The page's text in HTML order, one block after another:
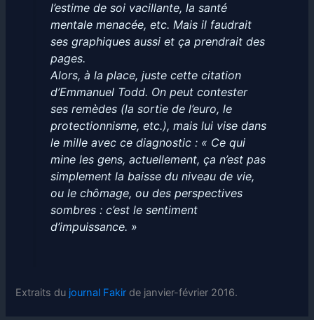
l’estime de soi vacillante, la santé
mentale menacée, etc. Mais il faudrait
ses graphiques aussi et ça prendrait des
pages.
Alors, à la place, juste cette citation
d’Emmanuel Todd. On peut contester
ses remèdes (la sortie de l’euro, le
protectionnisme, etc.), mais lui vise dans
le mille avec ce diagnostic : « Ce qui
mine les gens, actuellement, ça n’est pas
simplement la baisse du niveau de vie,
ou le chômage, ou des perspectives
sombres : c’est le sentiment
d’impuissance. »
Extraits du journal Fakir de janvier-février 2016.